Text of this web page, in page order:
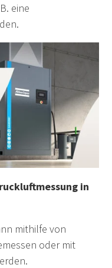
eine
in
mithilfe von
oder mit